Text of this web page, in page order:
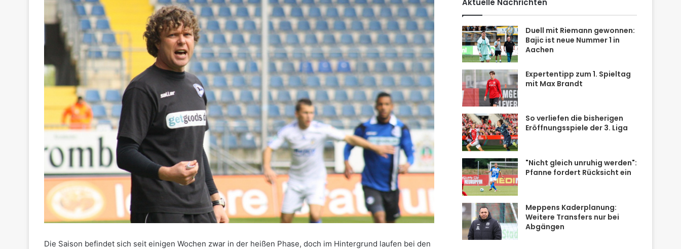
Die Saison befindet sich seit einigen Wochen zwar in der heißen Phase, doch im Hintergrund laufen bei den
Aktuelle Nachrichten
Duell mit Riemann gewonnen:
Bajic ist neue Nummer 1 in
Aachen
Expertentipp zum 1. Spieltag
mit Max Brandt
So verliefen die bisherigen
Eröffnungsspiele der 3. Liga
"Nicht gleich unruhig werden":
Pfanne fordert Rücksicht ein
Meppens Kaderplanung:
Weitere Transfers nur bei
Abgängen